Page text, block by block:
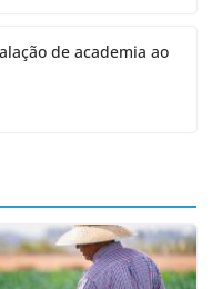
de academia ao